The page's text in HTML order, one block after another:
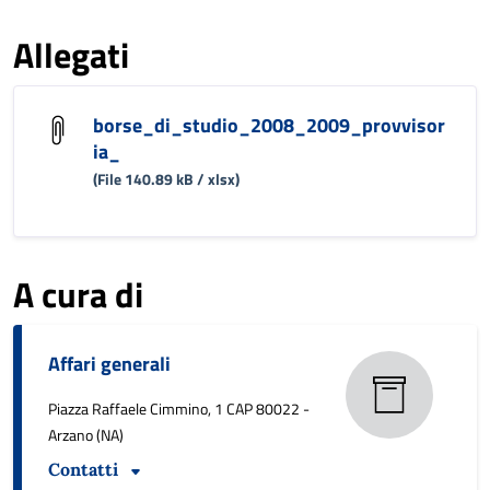
Allegati
borse_di_studio_2008_2009_provvisor
ia_
(File 140.89 kB / xlsx)
A cura di
Affari generali
Piazza Raffaele Cimmino, 1 CAP 80022 -
Arzano (NA)
Contatti